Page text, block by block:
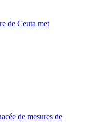
de Ceuta met
de mesures de